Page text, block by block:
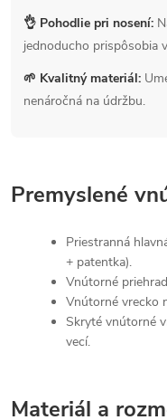
👌 Pohodlie pri nosení:
jednoducho prispôsobia
🌱 Kvalitný materiál:
nenáročná na údržbu.
Premyslené
Priestranná
+ patentka).
Vnútorné
Vnútorné vrecko
Skryté vnútorné
vecí.
Materiál a